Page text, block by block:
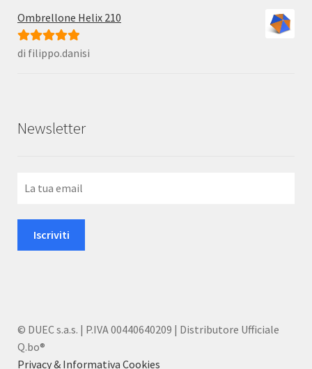
Ombrellone Helix 210
Valutato5 su
di filippo.danisi
Newsletter
© DUEC s.a.s. | P.IVA 00440640209 | Distributore Ufficiale
Q.bo®
Privacy & Informativa Cookies